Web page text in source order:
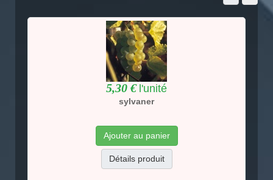
5,30 € l'unité
sylvaner
Ajouter au panier
Détails produit